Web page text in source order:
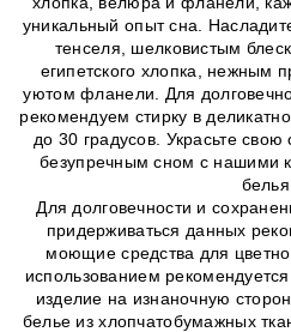
уникальный опыт сна.
тенселя, шелковистым
египетского хлопка, нежным
уютом фланели. Для
рекомендуем стирку в
до 30 градусов. Украсьте
безупречным сном с нашими
белья.
Для долговечности и
придерживаться данных
моющие средства для
использованием
изделие на изнаночную
белье из хлопчатобумажных